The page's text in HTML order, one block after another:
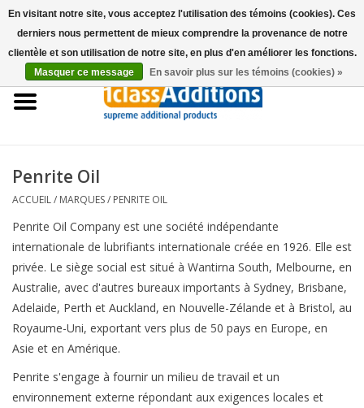
Accueil
Stockage de voitures
Accessoires
Les concessionnaires
Penrite Oil
ACCUEIL/ MARQUES/ PENRITE OIL
Penrite Oil Company est une société indépendante
internationale de lubrifiants internationale créée en 1926. Elle est
privée. Le siège social est situé à Wantirna South, Melbourne, en
Australie, avec d'autres bureaux importants à Sydney, Brisbane,
Adelaide, Perth et Auckland, en Nouvelle-Zélande et à Bristol, au
Royaume-Uni, exportant vers plus de 50 pays en Europe, en
Asie et en Amérique.
Penrite s'engage à fournir un milieu de travail et un
environnement externe répondant aux exigences locales et
En visitant notre site, vous acceptez l'utilisation des témoins (cookies). Ces
derniers nous permettent de mieux comprendre la provenance de notre
clientèle et son utilisation de notre site, en plus d'en améliorer les fonctions.
Masquer ce message
En savoir plus sur les témoins (cookies) »